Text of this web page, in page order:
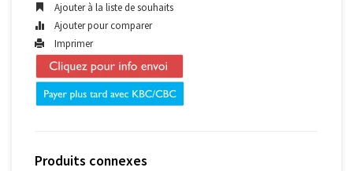
Ajouter à la liste de souhaits
Ajouter pour comparer
Imprimer
Produits connexes